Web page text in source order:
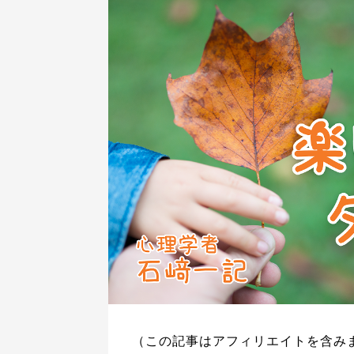
（この記事はアフィリエイトを含み